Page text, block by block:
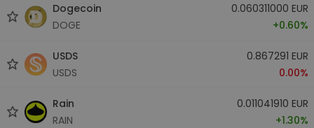
Dogecoin
DOGE
0.060311000 EUR
+0.60%
USDS
USDS
0.867291 EUR
0.00%
Rain
RAIN
0.011041910 EUR
+1.30%